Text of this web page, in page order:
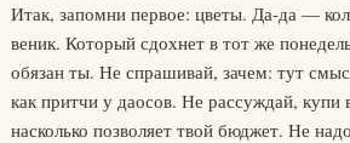
Итак, запомни первое: цветы. Да-да —
веник. Который сдохнет в тот же
обязан ты. Не спрашивай, зачем: тут
как притчи у даосов. Не рассуждай,
насколько позволяет твой бюджет. Не